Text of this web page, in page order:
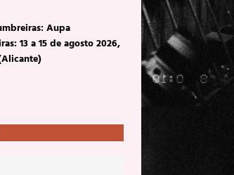
Aupa
13 a 15 de agosto 2026,